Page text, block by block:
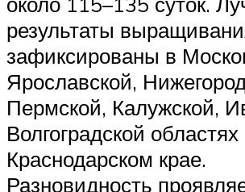
результаты
зафиксированы в
Ярославской,
Пермской, Калужской,
Волгоградской
Краснодарском крае.
Разновидность